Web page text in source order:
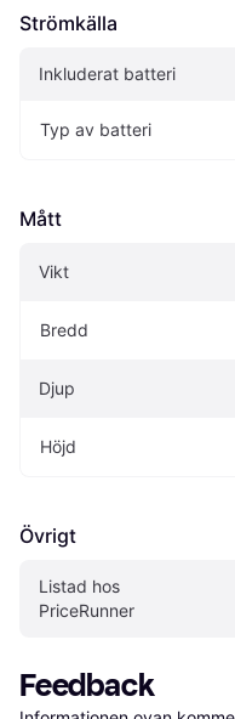
Strömkälla
Inkluderat batteri
Typ av batteri
Mått
Vikt
Bredd
Djup
Höjd
Övrigt
Listad hos
PriceRunner
Feedback